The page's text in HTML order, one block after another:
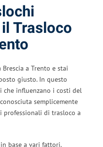
Trasloco
a Trento e stai
giusto. In questo
influenzano i costi del
semplicemente
professionali di trasloco a
base a vari fattori.